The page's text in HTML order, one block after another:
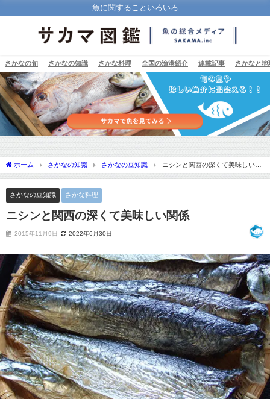
魚に関することいろいろ
さかなの旬 さかなの知識 さかな料理 全国の漁港紹介 連載記事 さかなと地
ホーム さかなの知識 さかなの豆知識
ニシンと関西の深くて美味しい関
係
さかなの豆知識 さかな料理
ニシンと関西の深くて美味しい関係
2015年11月9日 2022年6月30日